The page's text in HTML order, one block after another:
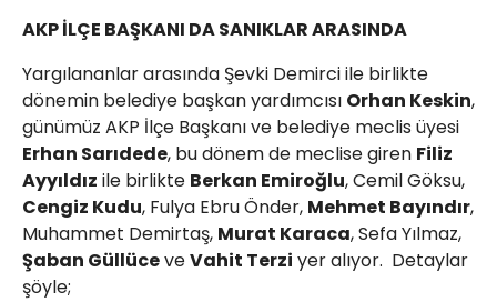
AKP İLÇE BAŞKANI DA SANIKLAR ARASINDA
Yargılananlar arasında Şevki Demirci ile birlikte
dönemin belediye başkan yardımcısı Orhan Keskin,
günümüz AKP İlçe Başkanı ve belediye meclis üyesi
Erhan Sarıdede, bu dönem de meclise giren Filiz
Ayyıldız ile birlikte Berkan Emiroğlu, Cemil Göksu,
Cengiz Kudu, Fulya Ebru Önder, Mehmet Bayındır,
Muhammet Demirtaş, Murat Karaca, Sefa Yılmaz,
Şaban GüllüceveVahit Terzi yer alıyor. Detaylar
şöyle;